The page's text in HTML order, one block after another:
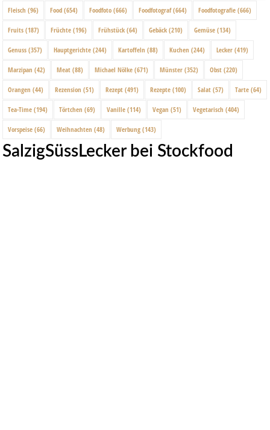
Fleisch (96) Food (654) Foodfoto (666) Foodfotograf(664) Foodfotografie (666)
Fruits (187) Früchte (196) Frühstück (64) Gebäck (210) Gemüse (134)
Genuss (357) Hauptgerichte (244) Kartoffeln (88) Kuchen (244) Lecker (419)
Marzipan (42) Meat (88) Michael Nölke (671) Münster (352) Obst (220)
Orangen (44) Rezension (51) Rezept (491) Rezepte (100) Salat (57) Tarte (64)
Tea-Time (194) Törtchen (69) Vanille (114) Vegan (51) Vegetarisch (404)
Vorspeise (66) Weihnachten (48) Werbung (143)
SalzigSüssLecker bei Stockfood